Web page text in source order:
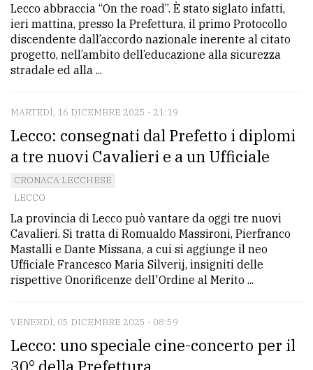
Lecco abbraccia “On the road”. È stato siglato infatti,
ieri mattina, presso la Prefettura, il primo Protocollo
discendente dall’accordo nazionale inerente al citato
progetto, nell’ambito dell’educazione alla sicurezza
stradale ed alla ...
MARTEDÌ, 16 DICEMBRE 2025 - 21:19
Lecco: consegnati dal Prefetto i diplomi
a tre nuovi Cavalieri e a un Ufficiale
CRONACA LECCHESE
LECCO
La provincia di Lecco può vantare da oggi tre nuovi
Cavalieri. Si tratta di Romualdo Massironi, Pierfranco
Mastalli e Dante Missana, a cui si aggiunge il neo
Ufficiale Francesco Maria Silverij, insigniti delle
rispettive Onorificenze dell'Ordine al Merito ...
VENERDÌ, 05 DICEMBRE 2025 - 08:59
Lecco: uno speciale cine-concerto per il